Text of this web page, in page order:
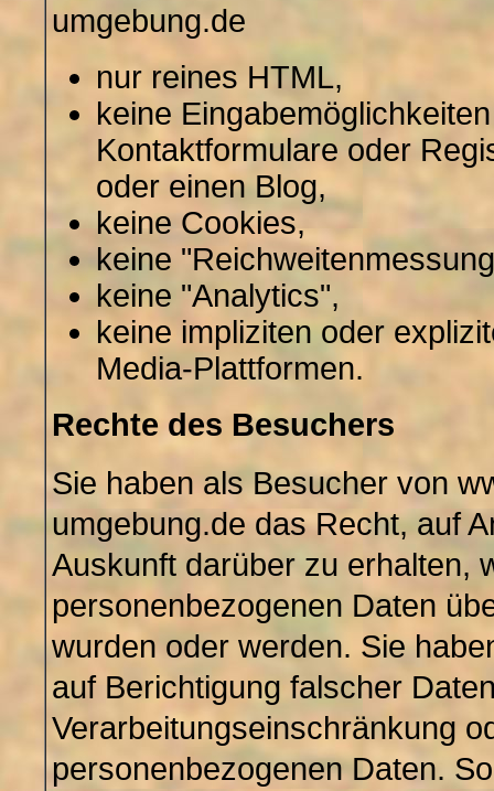
umgebung.de
nur reines HTML,
keine
Kontaktformulare oder
oder einen Blog,
keine Cookies,
keine
keine "Analytics",
keine impliziten oder
Media-Plattformen.
Rechte des Besuchers
Sie haben als Besucher von
umgebung.de das Recht, auf
Auskunft darüber zu erhalten,
personenbezogenen Daten
wurden oder werden. Sie
auf Berichtigung falscher
Verarbeitungseinschränkung
personenbezogenen Daten.